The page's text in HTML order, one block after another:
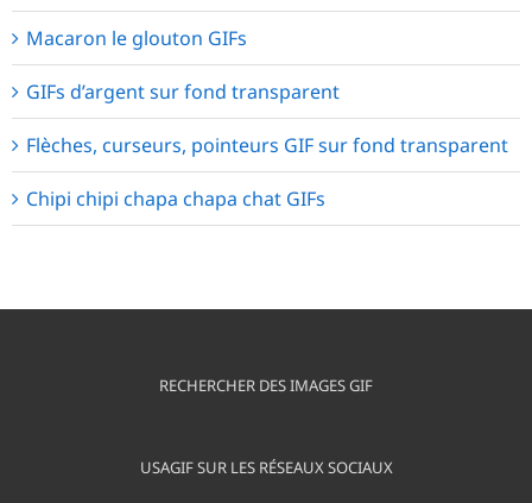
Macaron le glouton GIFs
GIFs d’argent sur fond transparent
Flèches, curseurs, pointeurs GIF sur fond transparent
Chipi chipi chapa chapa chat GIFs
RECHERCHER DES IMAGES GIF
USAGIF SUR LES RÉSEAUX SOCIAUX